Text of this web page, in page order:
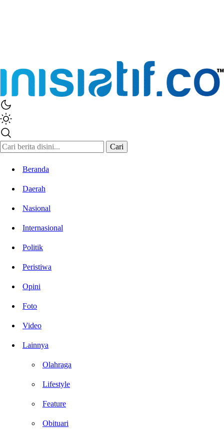
Inisiatif.co
Stay Connected Stay Informed
Cari
Beranda
Daerah
Nasional
Internasional
Politik
Peristiwa
Opini
Foto
Video
Lainnya
Olahraga
Lifestyle
Feature
Obituari